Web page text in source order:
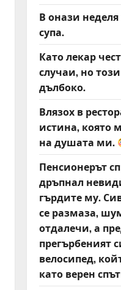
В онази
супа.
Като лекар
случаи, но
дълбоко.
Влязох в
истина, която
на душата ми.
Пенсионерът
дръпнал
гърдите му.
се размаза,
отдалечи, а
прегърбеният
велосипед,
като верен